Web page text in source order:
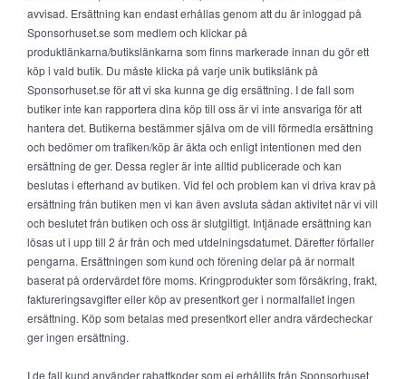
avvisad. Ersättning kan endast erhållas genom att du är inloggad på
Sponsorhuset.se som medlem och klickar på
produktlänkarna/butikslänkarna som finns markerade innan du gör ett
köp i vald butik. Du måste klicka på varje unik butikslänk på
Sponsorhuset.se för att vi ska kunna ge dig ersättning. I de fall som
butiker inte kan rapportera dina köp till oss är vi inte ansvariga för att
hantera det. Butikerna bestämmer själva om de vill förmedla ersättning
och bedömer om trafiken/köp är äkta och enligt intentionen med den
ersättning de ger. Dessa regler är inte alltid publicerade och kan
beslutas i efterhand av butiken. Vid fel och problem kan vi driva krav på
ersättning från butiken men vi kan även avsluta sådan aktivitet när vi vill
och beslutet från butiken och oss är slutgiltigt. Intjänade ersättning kan
lösas ut i upp till 2 år från och med utdelningsdatumet. Därefter förfaller
pengarna. Ersättningen som kund och förening delar på är normalt
baserat på ordervärdet före moms. Kringprodukter som försäkring, frakt,
faktureringsavgifter eller köp av presentkort ger i normalfallet ingen
ersättning. Köp som betalas med presentkort eller andra värdecheckar
ger ingen ersättning.
I de fall kund använder rabattkoder som ej erhållits från Sponsorhuset